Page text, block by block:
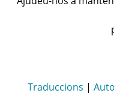
Traduccions |